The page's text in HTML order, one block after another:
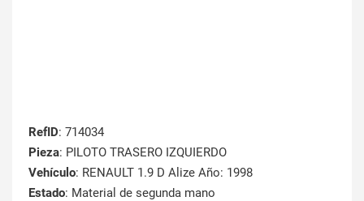
RefID: 714034
Pieza: PILOTO TRASERO IZQUIERDO
Vehículo: RENAULT 1.9 D Alize Año: 1998
Estado: Material de segunda mano